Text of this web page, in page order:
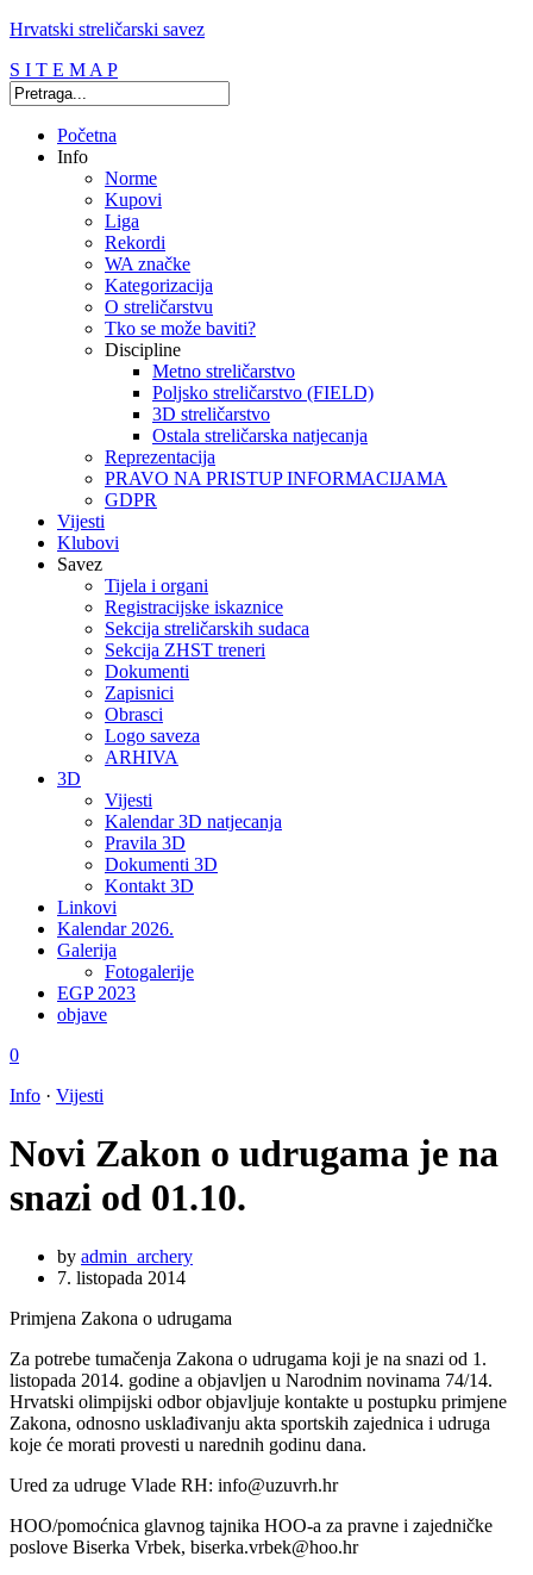
Hrvatski streličarski savez
S I T E M A P
Početna
Info
Norme
Kupovi
Liga
Rekordi
WA značke
Kategorizacija
O streličarstvu
Tko se može baviti?
Discipline
Metno streličarstvo
Poljsko streličarstvo (FIELD)
3D streličarstvo
Ostala streličarska natjecanja
Reprezentacija
PRAVO NA PRISTUP INFORMACIJAMA
GDPR
Vijesti
Klubovi
Savez
Tijela i organi
Registracijske iskaznice
Sekcija streličarskih sudaca
Sekcija ZHST treneri
Dokumenti
Zapisnici
Obrasci
Logo saveza
ARHIVA
3D
Vijesti
Kalendar 3D natjecanja
Pravila 3D
Dokumenti 3D
Kontakt 3D
Linkovi
Kalendar 2026.
Galerija
Fotogalerije
EGP 2023
objave
0
Info · Vijesti
Novi Zakon o udrugama je na
snazi od 01.10.
by admin_archery
7. listopada 2014
Primjena Zakona o udrugama
Za potrebe tumačenja Zakona o udrugama koji je na snazi od 1.
listopada 2014. godine a objavljen u Narodnim novinama 74/14.
Hrvatski olimpijski odbor objavljuje kontakte u postupku primjene
Zakona, odnosno usklađivanju akta sportskih zajednica i udruga
koje će morati provesti u narednih godinu dana.
Ured za udruge Vlade RH: info@uzuvrh.hr
HOO/pomoćnica glavnog tajnika HOO-a za pravne i zajedničke
poslove Biserka Vrbek, biserka.vrbek@hoo.hr